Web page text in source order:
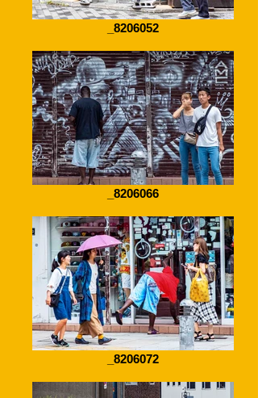
_8206052
_8206066
_8206072